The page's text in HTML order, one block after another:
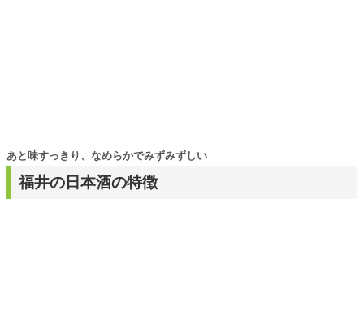
福井の日本酒の特徴
あと味すっきり、なめらかでみずみずしい